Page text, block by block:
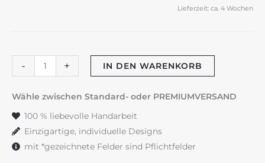
Lieferzeit: ca. 4 Wochen
-
Taufkerze
"Der
kleine
Rustikkerze
Menge
+ IN DEN WARENKORB
Wähle zwischen Standard- oder PREMIUMVERSAND
100 % liebevolle Handarbeit
Einzigartige, individuelle Designs
mit *gezeichnete Felder sind Pflichtfelder